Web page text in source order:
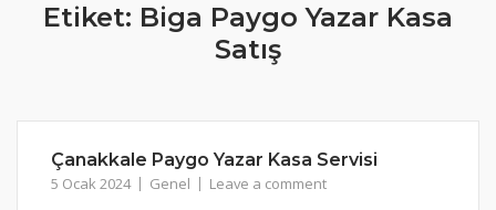
Etiket: Biga Paygo Yazar Kasa
Satış
Çanakkale Paygo Yazar Kasa Servisi
5 Ocak 2024 Genel Leave a comment